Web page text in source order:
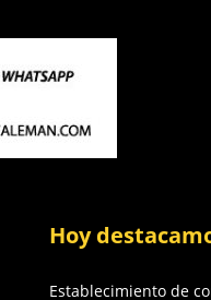
Hoy
Establecimiento de